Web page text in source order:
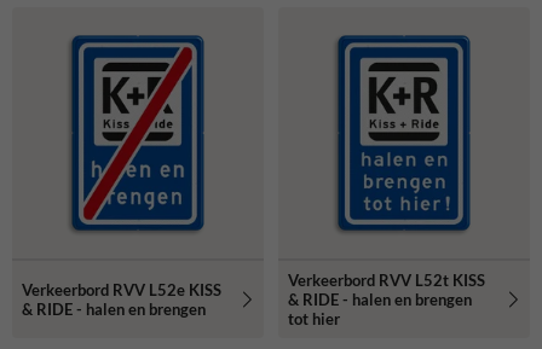
Verkeerbord RVV L52e KISS
& RIDE - halen en brengen
Verkeerbord RVV L52t KISS
& RIDE - halen en brengen
tot hier